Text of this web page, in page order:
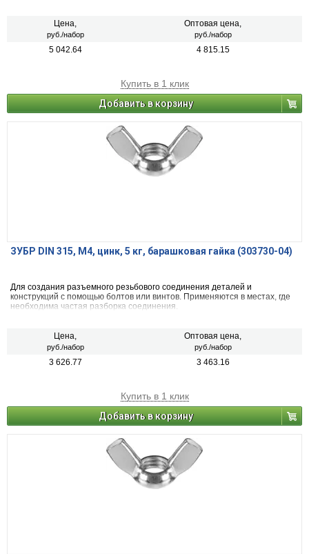
Цена,
руб./набор
Оптовая цена,
руб./набор
5 042.64 4 815.15
Купить в 1 клик
Добавить в корзину
ЗУБР DIN 315, M4, цинк, 5 кг, барашковая гайка (303730-04)
Для создания разъемного резьбового соединения деталей и
конструкций с помощью болтов или винтов. Применяются в местах, где
необходима частая разборка соединения.
Цена,
руб./набор
Оптовая цена,
руб./набор
3 626.77 3 463.16
Купить в 1 клик
Добавить в корзину